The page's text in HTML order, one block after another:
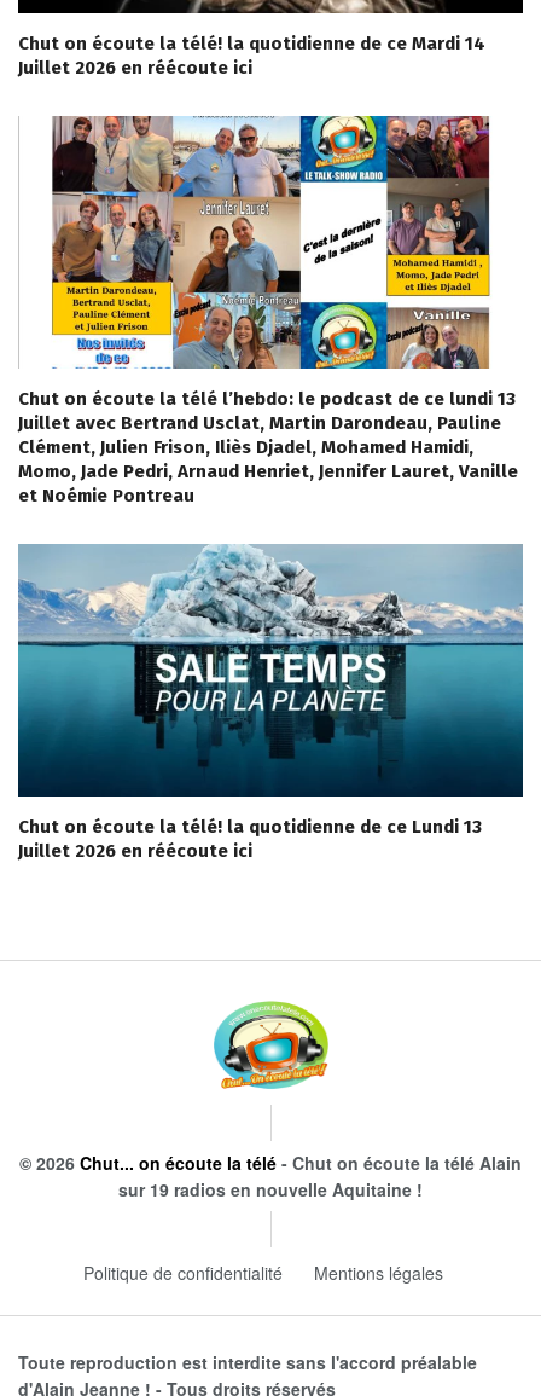
Chut on écoute la télé! la quotidienne de ce Mardi 14
Juillet 2026 en réécoute ici
Chut on écoute la télé l’hebdo: le podcast de ce lundi 13
Juillet avec Bertrand Usclat, Martin Darondeau, Pauline
Clément, Julien Frison, Iliès Djadel, Mohamed Hamidi,
Momo, Jade Pedri, Arnaud Henriet, Jennifer Lauret, Vanille
et Noémie Pontreau
Chut on écoute la télé! la quotidienne de ce Lundi 13
Juillet 2026 en réécoute ici
© 2026 Chut... on écoute la télé - Chut on écoute la télé Alain
sur 19 radios en nouvelle Aquitaine !
Politique de confidentialité Mentions légales
Toute reproduction est interdite sans l'accord préalable
d'Alain Jeanne ! - Tous droits réservés